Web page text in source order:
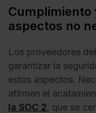
Cumplimiento
aspectos no
Los proveedores
garantizar la
estos aspectos.
afirmen el
la SOC 2, que se